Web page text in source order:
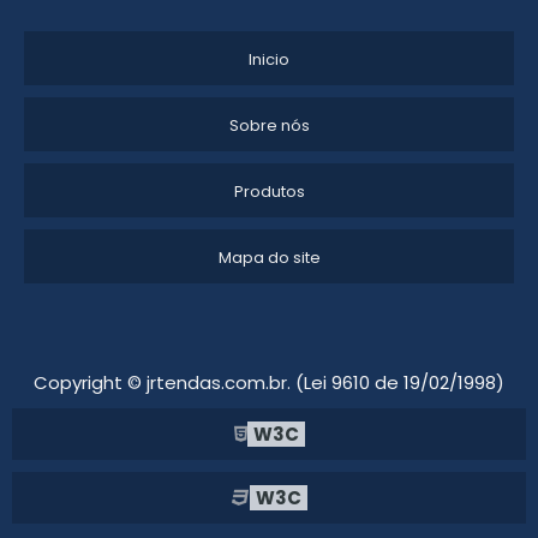
ALUGUEL DE TENDAS NO TATUAPÉ
LOCAÇÃO DE TENDAS PARA EVENTOS EM FORTALEZA
ALUGUEL DE AR CONDICIONADO PARA TENDAS
Inicio
Sobre nós
Produtos
Mapa do site
Copyright © jrtendas.com.br. (Lei 9610 de 19/02/1998)
W3C
W3C